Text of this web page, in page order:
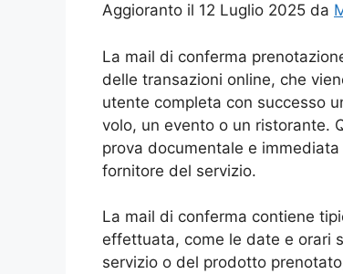
Aggioranto il 12 Luglio 2025 da
La mail di conferma
delle transazioni online, che
utente completa con successo
volo, un evento o un ristorante.
prova documentale e
fornitore del servizio.
La mail di conferma contiene
effettuata, come le date e orari
servizio o del prodotto